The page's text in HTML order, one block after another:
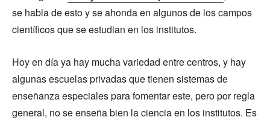
se habla de esto y se ahonda en algunos de los campos
científicos que se estudian en los institutos.
Hoy en día ya hay mucha variedad entre centros, y hay
algunas escuelas privadas que tienen sistemas de
enseñanza especiales para fomentar este, pero por regla
general, no se enseña bien la ciencia en los institutos. Es